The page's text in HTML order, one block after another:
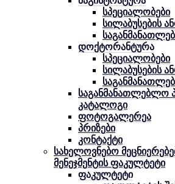
სპეციალობები
სილაბუსების
დოქტორანტურა
სპეციალობები
სილაბუსების
საგანმანათლებლო
კატალოგი
ფოტოგალერეა
პრიზები
კონტაქტი
სახელოვნებო
მენეჯმენტის ფაკულტეტი
ფაკულტეტი